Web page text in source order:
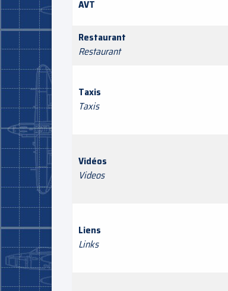
AVT
Restaurant
Restaurant
Taxis
Taxis
Vidéos
Videos
Liens
Links